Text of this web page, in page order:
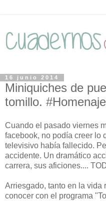
16 junio 2014
Miniquiches de
tomillo.
Cuando el pasado viernes
facebook, no podía creer lo
televisivo había fallecido.
accidente. Un dramático
carrera, sus aficiones....
Arriesgado, tanto en la vida
conocer con el programa